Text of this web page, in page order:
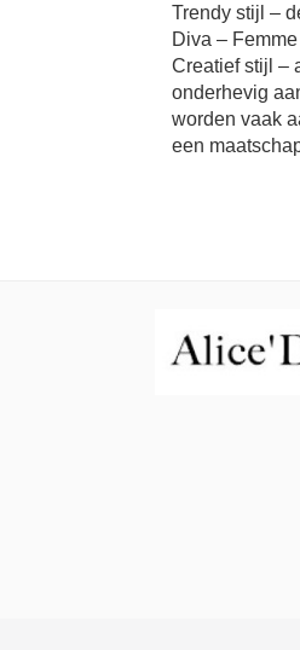
Trendy stijl –
Diva –
Creatief stijl –
onderhevig
worden vaak
een